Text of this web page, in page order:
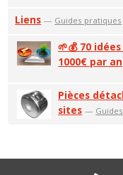
Liens — Guides pratiques
🌱💰 70
1000€ par an
Pièces
sites —